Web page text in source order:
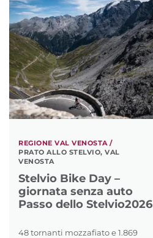
REGIONE VAL VENOSTA /
PRATO ALLO STELVIO, VAL
VENOSTA
Stelvio Bike Day –
giornata senza auto
Passo dello Stelvio2026
48 tornanti mozzafiato e 1.869